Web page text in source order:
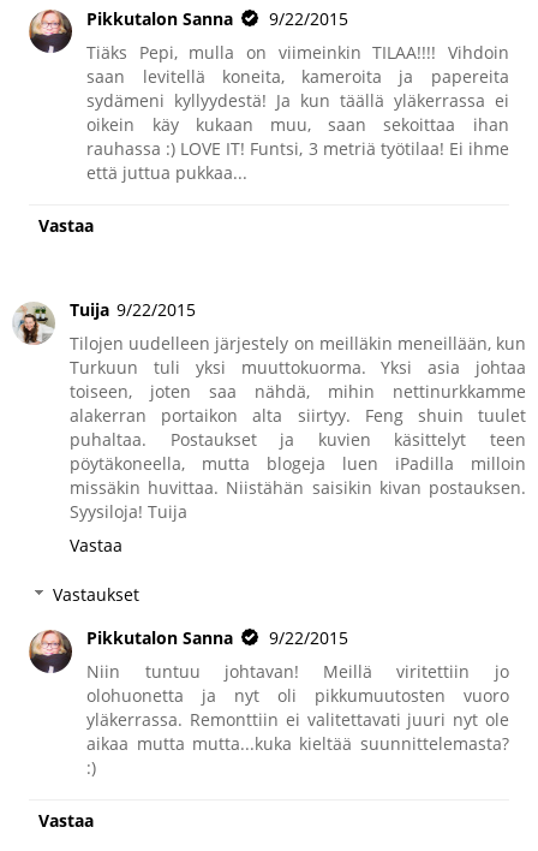
Pikkutalon Sanna
9/22/2015
Tiäks Pepi, mulla on viimeinkin TILAA!!!! Vihdoin
saan levitellä koneita, kameroita ja papereita
sydämeni kyllyydestä! Ja kun täällä yläkerrassa ei
oikein käy kukaan muu, saan sekoittaa ihan
rauhassa :) LOVE IT! Funtsi, 3 metriä työtilaa! Ei ihme
että juttua pukkaa...
Vastaa
Tuija 9/22/2015
Tilojen uudelleen järjestely on meilläkin meneillään, kun
Turkuun tuli yksi muuttokuorma. Yksi asia johtaa
toiseen, joten saa nähdä, mihin nettinurkkamme
alakerran portaikon alta siirtyy. Feng shuin tuulet
puhaltaa. Postaukset ja kuvien käsittelyt teen
pöytäkoneella, mutta blogeja luen iPadilla milloin
missäkin huvittaa. Niistähän saisikin kivan postauksen.
Syysiloja! Tuija
Vastaa
Vastaukset
Pikkutalon Sanna
9/22/2015
Niin tuntuu johtavan! Meillä viritettiin jo
olohuonetta ja nyt oli pikkumuutosten vuoro
yläkerrassa. Remonttiin ei valitettavati juuri nyt ole
aikaa mutta mutta...kuka kieltää suunnittelemasta?
:)
Vastaa